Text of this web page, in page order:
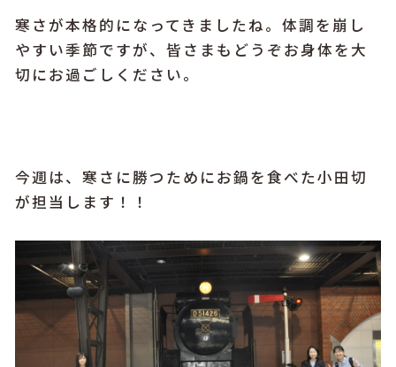
寒さが本格的になってきましたね。体調を崩し
やすい季節ですが、皆さまもどうぞお身体を大
切にお過ごしください。
今週は、寒さに勝つためにお鍋を食べた小田切
が担当します！！